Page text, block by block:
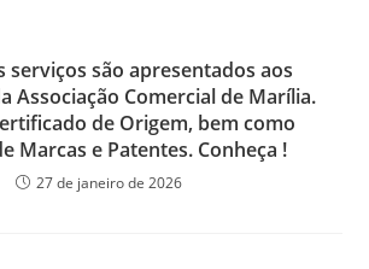
serviços são apresentados aos
Associação Comercial de Marília.
de Origem, bem como
Marcas e Patentes. Conheça !
27 de janeiro de 2026